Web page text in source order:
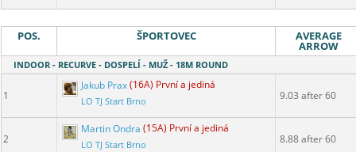
POS. ŠPORTOVEC AVERAGE
ARROW
INDOOR - RECURVE - DOSPELÍ - MUŽ - 18M ROUND
1
Jakub Prax(16A) První a jediná
LO TJ Start Brno 9.03 after 60
2
Martin Ondra (15A) První a jediná
LO TJ Start Brno 8.88 after 60